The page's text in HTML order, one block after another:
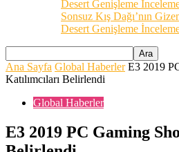
Sonsuz Kış Dağı’nın
Desert Genişleme
Ana Sayfa Global Haberler E3 2019
Katılımcıları Belirlendi
Global Haberler
E3 2019 PC Gaming